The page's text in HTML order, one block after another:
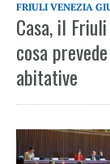
FRIULI VENEZIA
Casa, il
cosa
abitative